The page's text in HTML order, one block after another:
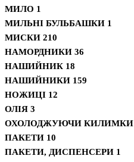
МИЛО 1
МИЛЬНІ БУЛЬБАШКИ 1
МИСКИ 210
НАМОРДНИКИ 36
НАШИЙНИК 18
НАШИЙНИКИ 159
НОЖИЦІ 12
ОЛІЯ 3
ОХОЛОДЖУЮЧИ КИЛИМКИ
ПАКЕТИ 10
ПАКЕТИ, ДИСПЕНСЕРИ 1